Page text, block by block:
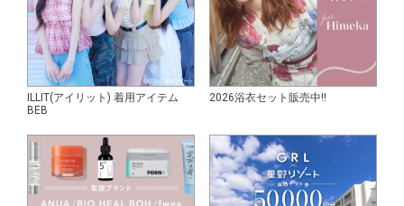
ILLIT(アイリット) 着用アイテム
BEB
2026浴衣セット販売中!!